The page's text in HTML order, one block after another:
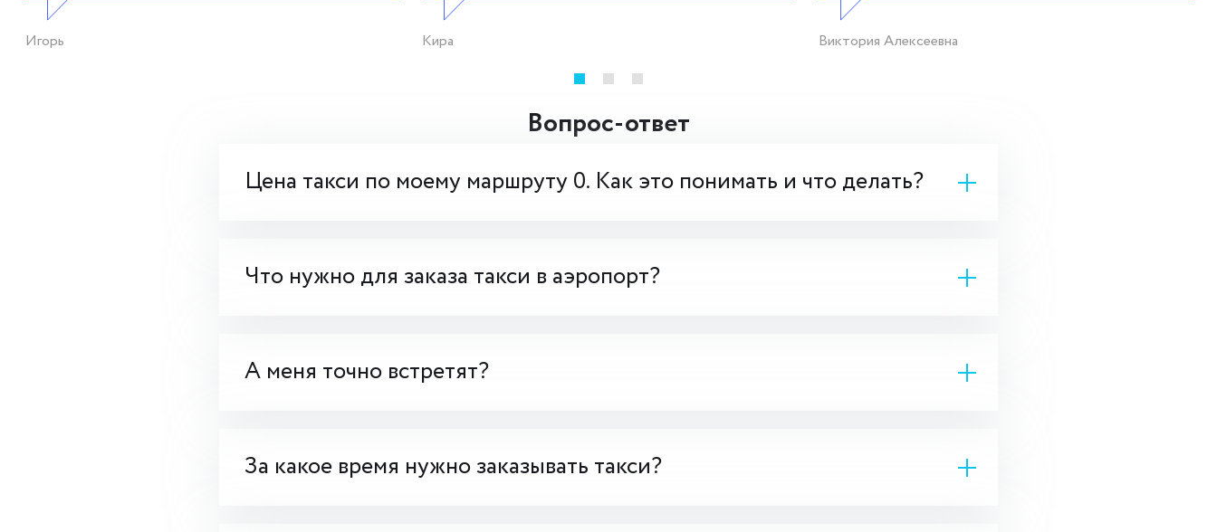
Игорь Кира Виктория Алексеевна
Вопрос-ответ
Цена такси по моему маршруту 0. Как это понимать и что делать?
Что нужно для заказа такси в аэропорт?
А меня точно встретят?
За какое время нужно заказывать такси?